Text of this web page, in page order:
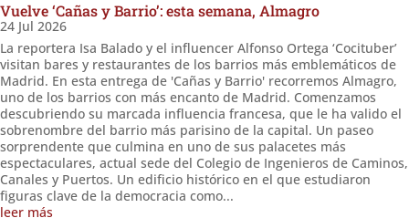
Vuelve ‘Cañas y Barrio’: esta semana, Almagro
24 Jul 2026
La reportera Isa Balado y el influencer Alfonso Ortega ‘Cocituber’
visitan bares y restaurantes de los barrios más emblemáticos de
Madrid. En esta entrega de 'Cañas y Barrio' recorremos Almagro,
uno de los barrios con más encanto de Madrid. Comenzamos
descubriendo su marcada influencia francesa, que le ha valido el
sobrenombre del barrio más parisino de la capital. Un paseo
sorprendente que culmina en uno de sus palacetes más
espectaculares, actual sede del Colegio de Ingenieros de Caminos,
Canales y Puertos. Un edificio histórico en el que estudiaron
figuras clave de la democracia como...
leer más